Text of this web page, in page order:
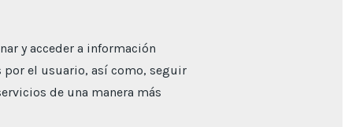
y acceder a información
el usuario, así como, seguir
de una manera más